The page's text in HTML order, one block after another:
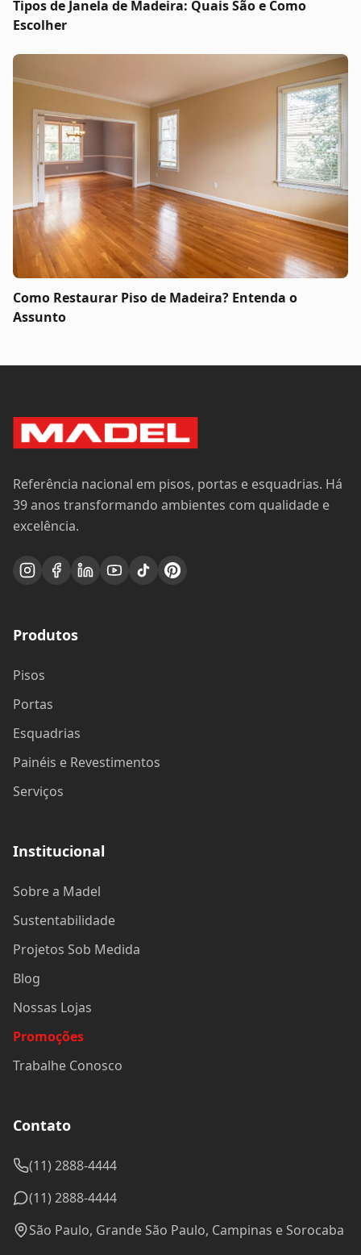
Tipos de Janela de Madeira: Quais São e Como
Escolher
Como Restaurar Piso de Madeira? Entenda o
Assunto
Referência nacional em pisos, portas e esquadrias. Há
39 anos transformando ambientes com qualidade e
excelência.
Produtos
Pisos
Portas
Esquadrias
Painéis e Revestimentos
Serviços
Institucional
Sobre a Madel
Sustentabilidade
Projetos Sob Medida
Blog
Nossas Lojas
Promoções
Trabalhe Conosco
Contato
(11) 2888-4444
(11) 2888-4444
São Paulo, Grande São Paulo, Campinas e Sorocaba